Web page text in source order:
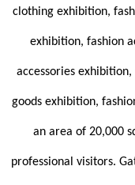
clothing exhibition,
exhibition, fashion
accessories
goods exhibition,
an area of 20,000
professional visitors.